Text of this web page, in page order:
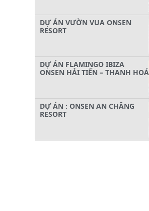
DỰ ÁN VƯỜN VUA ONSEN
RESORT
DỰ ÁN FLAMINGO IBIZA
ONSEN HẢI TIẾN – THANH HOÁ
DỰ ÁN : ONSEN AN CHÂNG
RESORT